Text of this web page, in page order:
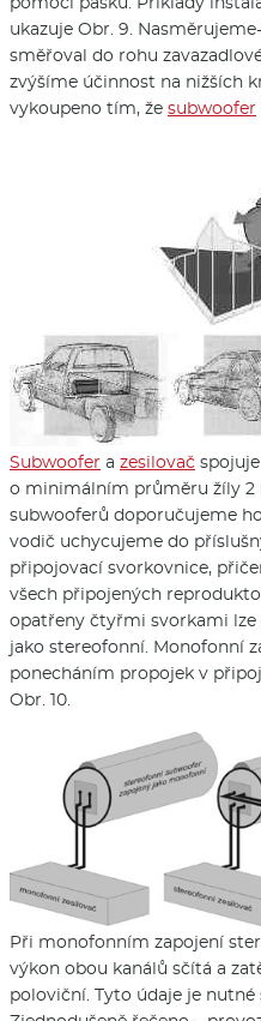
ukazuje Obr. 9.
směřoval do rohu
zvýšíme účinnost na nižších
vykoupeno tím, že subwoofer
Subwoofer a zesilovač
o minimálním průměru žíly 2
subwooferů doporučujeme
vodič uchycujeme do
připojovací svorkovnice,
všech připojených
opatřeny čtyřmi svorkami
jako stereofonní. Monofonní
ponecháním propojek v
Obr. 10.
Při monofonním zapojení
výkon obou kanálů sčítá a
poloviční. Tyto údaje je nutné